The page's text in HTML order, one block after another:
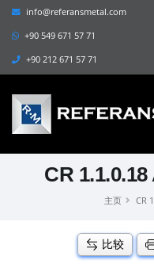
info@referansmetal.com
+90 549 671 57 71
+90 212 671 57 71
CR
主页 CR
比较